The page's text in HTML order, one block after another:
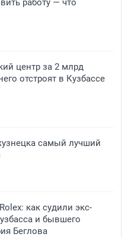
работу — что
центр за 2 млрд
отстроят в Кузбассе
самый лучший
как судили экс-
и бывшего
Беглова